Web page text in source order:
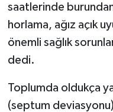
saatlerinde
horlama, ağız açık
önemli sağlık
dedi.
Toplumda oldukça
(septum
MAGAZİN
POLİTİKA